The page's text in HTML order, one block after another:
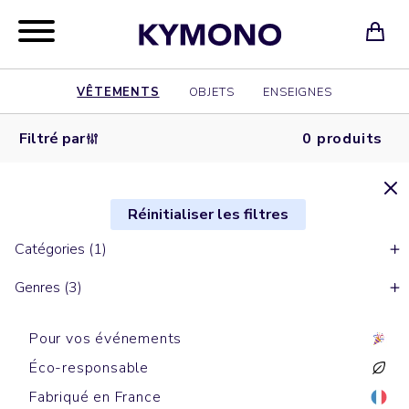
VÊTEMENTS OBJETS ENSEIGNES
Filtré par 0 produits
Réinitialiser les filtres
Catégories (1)
Genres (3)
Pour vos événements
Éco-responsable
Fabriqué en France